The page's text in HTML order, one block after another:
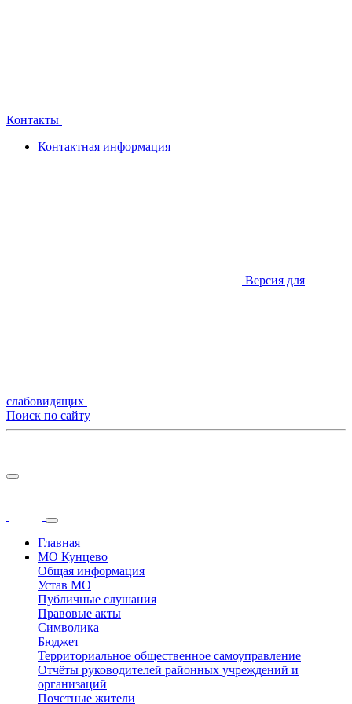
Контакты
Контактная информация
Версия для
слабовидящих
Поиск по сайту
Главная
МО Кунцево
Общая информация
Устав МО
Публичные слушания
Правовые акты
Символика
Бюджет
Территориальное общественное самоуправление
Отчёты руководителей районных учреждений и
организаций
Почетные жители